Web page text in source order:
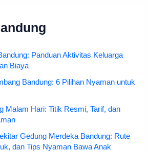
Panduan Aktivitas Keluarga
Biaya
Bandung: 6 Pilihan Nyaman untuk
Malam Hari: Titik Resmi, Tarif, dan
Gedung Merdeka Bandung: Rute
dan Tips Nyaman Bawa Anak